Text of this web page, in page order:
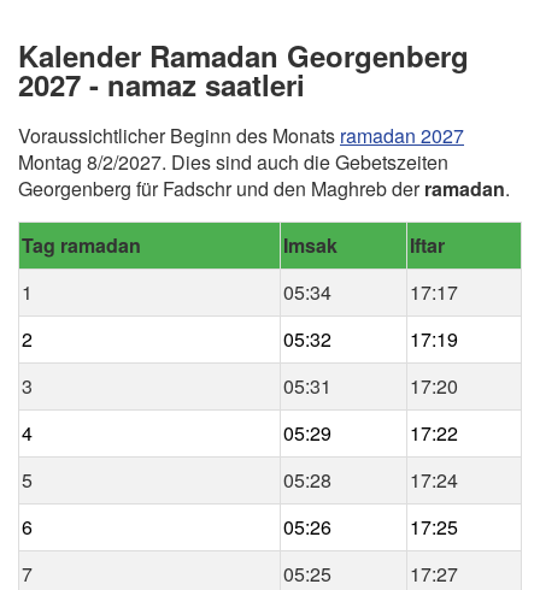
Kalender Ramadan Georgenberg
2027 - namaz saatleri
Voraussichtlicher Beginn des Monats ramadan 2027
Montag 8/2/2027. Dies sind auch die Gebetszeiten
Georgenberg für Fadschr und den Maghreb derramadan.
Tag ramadan Imsak
Iftar
1
05:34
17:17
2
05:32
17:19
3
05:31
17:20
4
05:29
17:22
5
05:28
17:24
6
05:26
17:25
7
05:25
17:27